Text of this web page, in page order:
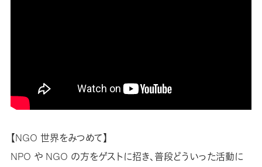
【NGO 世界をみつめて】
NPO や NGO の方をゲストに招き、普段どういった活動に